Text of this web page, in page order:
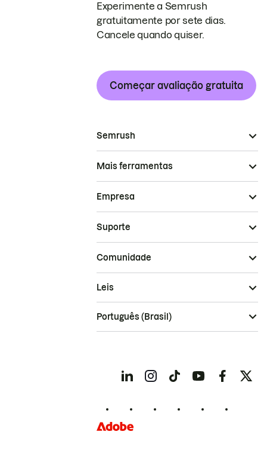
Experimente a Semrush
gratuitamente por sete dias.
Cancele quando quiser.
Começar avaliação gratuita
Semrush
Mais ferramentas
Empresa
Suporte
Comunidade
Leis
Português (Brasil)